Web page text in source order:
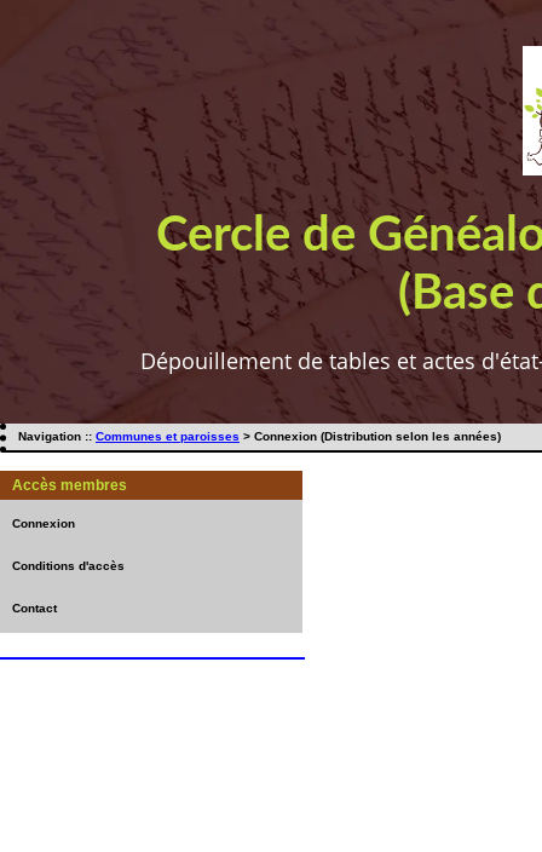
Cercle de
(Base
Dépouillement de tables et actes
Navigation :: Communes et paroisses > Connexion (Distribution selon les années)
Accès membres
Connexion
Conditions d'accès
Contact